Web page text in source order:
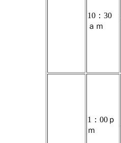
10：30
ａｍ
1：00ｐ
ｍ